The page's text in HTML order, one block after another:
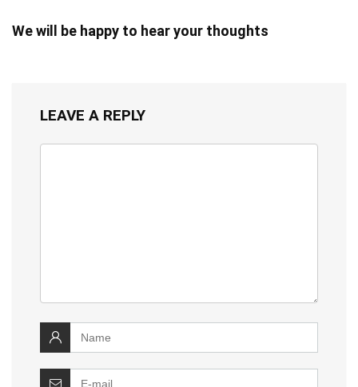
We will be happy to hear your thoughts
LEAVE A REPLY